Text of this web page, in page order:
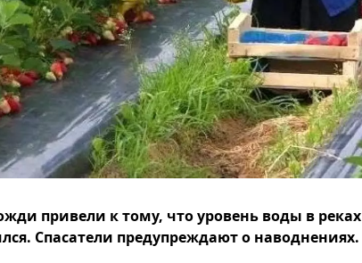
привели к тому, что уровень воды в реках
Спасатели предупреждают о наводнениях.